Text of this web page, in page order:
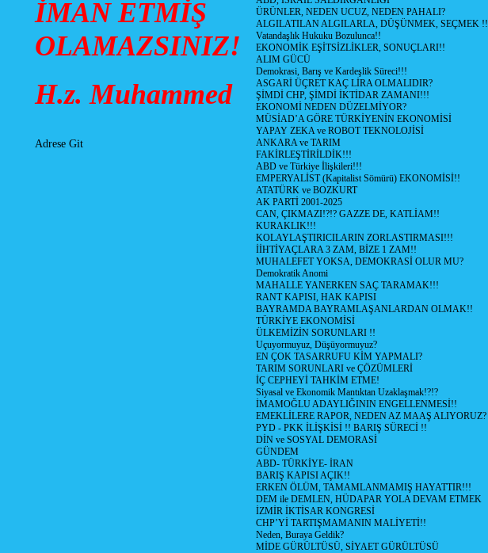
İMAN ETMİŞ
OLAMAZSINIZ!
H.z. Muhammed
Adrese Git
ÜRÜNLER, NEDEN UCUZ, NEDEN PAHALI?
ALGILATILAN ALGILARLA, DÜŞÜNMEK, SEÇMEK !!
Vatandaşlık Hukuku Bozulunca!!
EKONOMİK EŞİTSİZLİKLER, SONUÇLARI!!
ALIM GÜCÜ
Demokrasi, Barış ve Kardeşlik Süreci!!!
ASGARİ ÜÇRET KAÇ LİRA OLMALIDIR?
ŞİMDİ CHP, ŞİMDİ İKTİDAR ZAMANI!!!
EKONOMİ NEDEN DÜZELMİYOR?
MÜSİAD’A GÖRE TÜRKİYENİN EKONOMİSİ
YAPAY ZEKA ve ROBOT TEKNOLOJİSİ
ANKARA ve TARIM
FAKİRLEŞTİRİLDİK!!!
ABD ve Türkiye İlişkileri!!!
EMPERYALİST (Kapitalist Sömürü) EKONOMİSİ!!
ATATÜRK ve BOZKURT
AK PARTİ 2001-2025
CAN, ÇIKMAZI!?!? GAZZE DE, KATLİAM!!
KURAKLIK!!!
KOLAYLAŞTIRICILARIN ZORLASTIRMASI!!!
İİHTİYAÇLARA 3 ZAM, BİZE 1 ZAM!!
MUHALEFET YOKSA, DEMOKRASİ OLUR MU?
Demokratik Anomi
MAHALLE YANERKEN SAÇ TARAMAK!!!
RANT KAPISI, HAK KAPISI
BAYRAMDA BAYRAMLAŞANLARDAN OLMAK!!
TÜRKİYE EKONOMİSİ
ÜLKEMİZİN SORUNLARI !!
Uçuyormuyuz, Düşüyormuyuz?
EN ÇOK TASARRUFU KİM YAPMALI?
TARIM SORUNLARI ve ÇÖZÜMLERİ
İÇ CEPHEYİ TAHKİM ETME!
Siyasal ve Ekonomik Mantıktan Uzaklaşmak!?!?
İMAMOĞLU ADAYLIĞININ ENGELLENMESİ!!
EMEKLİLERE RAPOR, NEDEN AZ MAAŞ ALIYORUZ?
PYD - PKK İLİŞKİSİ !! BARIŞ SÜRECİ !!
DİN ve SOSYAL DEMORASİ
GÜNDEM
ABD- TÜRKİYE- İRAN
BARIŞ KAPISI AÇIK!!
ERKEN ÖLÜM, TAMAMLANMAMIŞ HAYATTIR!!!
DEM ile DEMLEN, HÜDAPAR YOLA DEVAM ETMEK
İZMİR İKTİSAR KONGRESİ
CHP’Yİ TARTIŞMAMANIN MALİYETİ!!
Neden, Buraya Geldik?
MİDE GÜRÜLTÜSÜ, SİYAET GÜRÜLTÜSÜ